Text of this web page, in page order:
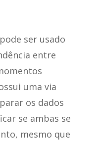
ser usado
entre
uma via
os dados
se ambas se
mesmo que